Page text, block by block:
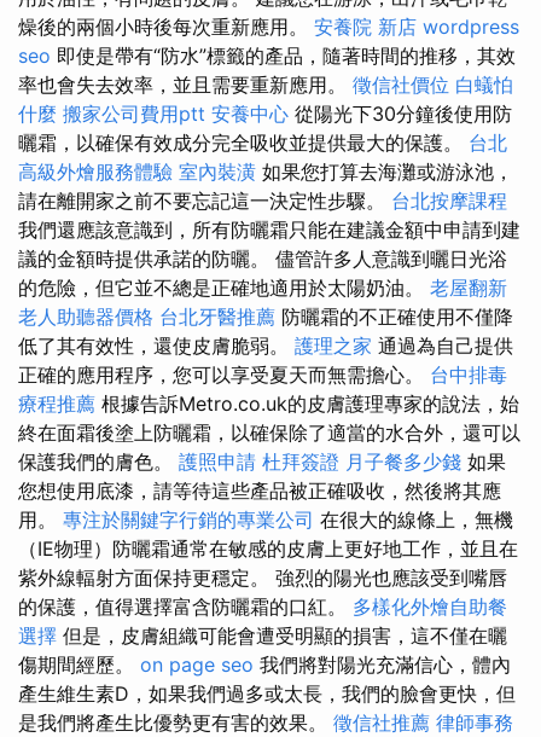
燥後的兩個小時後每次重新應用。 安養院 新店 wordpress
seo 即使是帶有“防水”標籤的產品，隨著時間的推移，其效
率也會失去效率，並且需要重新應用。 徵信社價位 白蟻怕
什麼 搬家公司費用ptt 安養中心 從陽光下30分鐘後使用防
曬霜，以確保有效成分完全吸收並提供最大的保護。 台北
高級外燴服務體驗 室內裝潢 如果您打算去海灘或游泳池，
請在離開家之前不要忘記這一決定性步驟。 台北按摩課程
我們還應該意識到，所有防曬霜只能在建議金額中申請到建
議的金額時提供承諾的防曬。 儘管許多人意識到曬日光浴
的危險，但它並不總是正確地適用於太陽奶油。 老屋翻新
老人助聽器價格 台北牙醫推薦 防曬霜的不正確使用不僅降
低了其有效性，還使皮膚脆弱。 護理之家 通過為自己提供
正確的應用程序，您可以享受夏天而無需擔心。 台中排毒
療程推薦 根據告訴Metro.co.uk的皮膚護理專家的說法，始
終在面霜後塗上防曬霜，以確保除了適當的水合外，還可以
保護我們的膚色。 護照申請 杜拜簽證 月子餐多少錢 如果
您想使用底漆，請等待這些產品被正確吸收，然後將其應
用。 專注於關鍵字行銷的專業公司 在很大的線條上，無機
（IE物理）防曬霜通常在敏感的皮膚上更好地工作，並且在
紫外線輻射方面保持更穩定。 強烈的陽光也應該受到嘴唇
的保護，值得選擇富含防曬霜的口紅。 多樣化外燴自助餐
選擇 但是，皮膚組織可能會遭受明顯的損害，這不僅在曬
傷期間經歷。 on page seo 我們將對陽光充滿信心，體內
產生維生素D，如果我們過多或太長，我們的臉會更快，但
是我們將產生比優勢更有害的效果。 徵信社推薦 律師事務